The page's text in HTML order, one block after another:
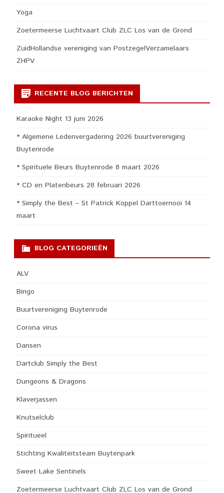
Yoga
Zoetermeerse Luchtvaart Club ZLC Los van de Grond
ZuidHollandse vereniging van PostzegelVerzamelaars
ZHPV
RECENTE BLOG BERICHTEN
Karaoke Night 13 juni 2026
* Algemene Ledenvergadering 2026 buurtvereniging
Buytenrode
* Spirituele Beurs Buytenrode 8 maart 2026
* CD en Platenbeurs 28 februari 2026
* Simply the Best – St Patrick Koppel Darttoernooi 14
maart
BLOG CATEGORIEËN
ALV
Bingo
Buurtvereniging Buytenrode
Corona virus
Dansen
Dartclub Simply the Best
Dungeons & Dragons
Klaverjassen
Knutselclub
Spiritueel
Stichting Kwaliteitsteam Buytenpark
Sweet Lake Sentinels
Zoetermeerse Luchtvaart Club ZLC Los van de Grond